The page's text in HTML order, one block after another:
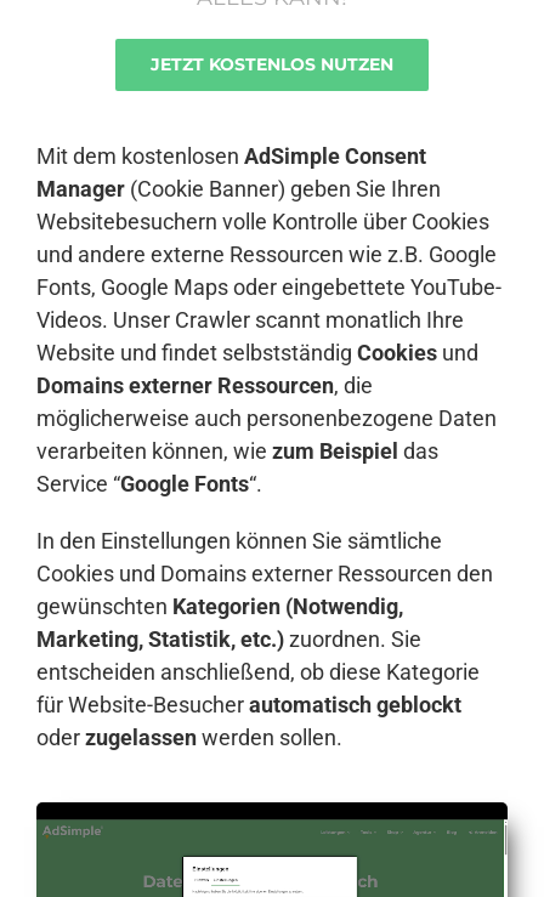
JETZT KOSTENLOS NUTZEN
Mit dem kostenlosen AdSimple Consent
Manager (Cookie Banner) geben Sie Ihren
Websitebesuchern volle Kontrolle über Cookies
und andere externe Ressourcen wie z.B. Google
Fonts, Google Maps oder eingebettete YouTube-
Videos. Unser Crawler scannt monatlich Ihre
Website und findet selbstständig Cookies und
Domains externer Ressourcen, die
möglicherweise auch personenbezogene Daten
verarbeiten können, wie zum Beispiel das
Service “Google Fonts“.
In den Einstellungen können Sie sämtliche
Cookies und Domains externer Ressourcen den
gewünschten Kategorien (Notwendig,
Marketing, Statistik, etc.)zuordnen. Sie
entscheiden anschließend, ob diese Kategorie
für Website-Besucherautomatisch geblockt
oderzugelassenwerden sollen.